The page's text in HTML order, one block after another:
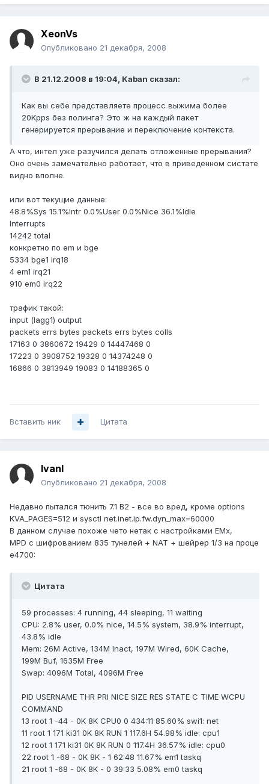
XeonVs
Опубликовано 21 декабря, 2008
В 21.12.2008 в 19:04, Kaban сказал:
Как вы себе представляете процесс выжима более
20Kpps без полинга? Это ж на каждый пакет
генерируется прерывание и переключение контекста.
А что, интел уже разучился делать отложенные прерывания?
Оно очень замечательно работает, что в приведённом систате
видно вполне.
или вот текущие данные:
48.8%Sys 15.1%Intr 0.0%User 0.0%Nice 36.1%Idle
Interrupts
14242 total
конкретно по em и bge
5334 bge1 irq18
4 em1 irq21
910 em0 irq22
трафик такой:
input (lagg1) output
packets errs bytes packets errs bytes colls
17163 0 3860672 19429 0 14447468 0
17223 0 3908752 19328 0 14374248 0
16866 0 3813949 19083 0 14188365 0
Вставить ник Цитата
IvanI
Опубликовано 21 декабря, 2008
Недавно пытался тюнить 7.1 B2 - все во вред, кроме options
KVA_PAGES=512 и sysctl net.inet.ip.fw.dyn_max=60000
В данном случае похоже чето нетак с настройками EMx,
MPD с шифрованием 835 тунелей + NAT + шейрер 1/3 на проце
e4700:
Цитата
59 processes: 4 running, 44 sleeping, 11 waiting
CPU: 2.8% user, 0.0% nice, 14.5% system, 38.9% interrupt,
43.8% idle
Mem: 26M Active, 134M Inact, 197M Wired, 60K Cache,
199M Buf, 1635M Free
Swap: 4096M Total, 4096M Free
PID USERNAME THR PRI NICE SIZE RES STATE C TIME WCPU
COMMAND
13 root 1 -44 - 0K 8K CPU0 0 434:11 85.60% swi1: net
11 root 1 171 ki31 0K 8K RUN 1 117.6H 54.98% idle: cpu1
12 root 1 171 ki31 0K 8K RUN 0 117.4H 36.57% idle: cpu0
22 root 1 -68 - 0K 8K - 1 62:48 11.67% em1 taskq
21 root 1 -68 - 0K 8K - 0 39:33 5.08% em0 taskq